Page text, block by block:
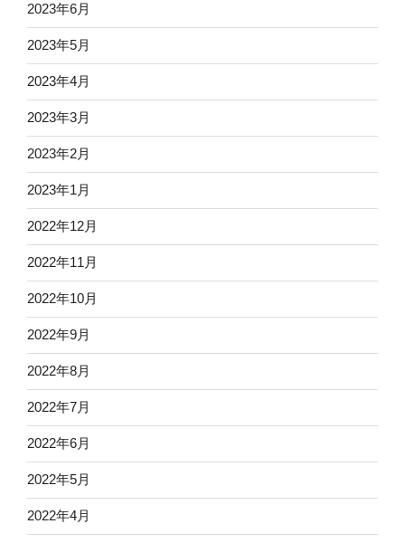
2023年6月
2023年5月
2023年4月
2023年3月
2023年2月
2023年1月
2022年12月
2022年11月
2022年10月
2022年9月
2022年8月
2022年7月
2022年6月
2022年5月
2022年4月